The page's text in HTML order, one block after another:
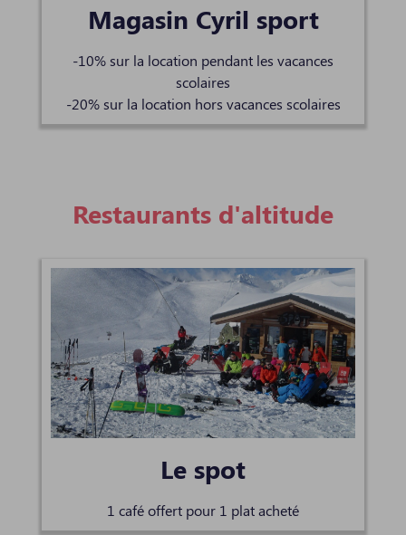
Magasin Cyril sport
-10% sur la location pendant les vacances
scolaires
-20% sur la location hors vacances scolaires
Restaurants d'altitude
Le spot
1 café offert pour 1 plat acheté